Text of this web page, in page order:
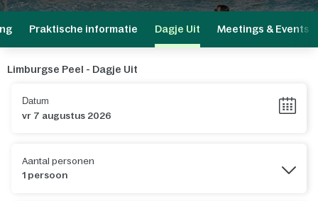
Praktische informatie Dagje Uit Meetings & Events
Limburgse Peel - Dagje Uit
Datum
Aantal personen
1 persoon